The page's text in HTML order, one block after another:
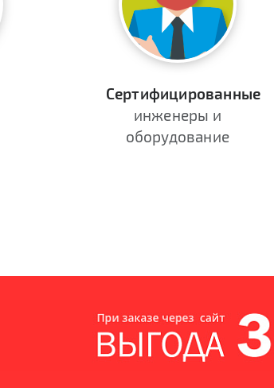
Сертифицированные
инженеры и
оборудование